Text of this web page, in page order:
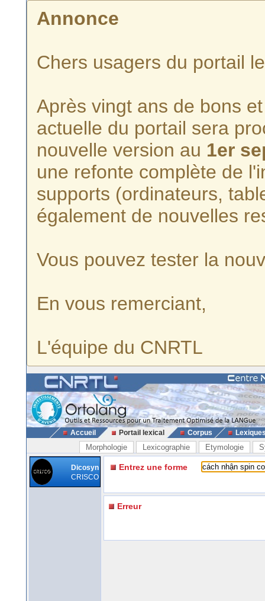
Annonce
Chers usagers du portail
Après vingt ans de bons
actuelle du portail sera
nouvelle version au 1er
une refonte complète de
supports (ordinateurs,
également de nouvelles
Vous pouvez tester la
En vous remerciant,
L'équipe du CNRTL
Accueil Portail lexical Corpus
Morphologie Lexicographie Etymologie
Dicosyn
CRISCO
Entrez une forme
Erreur